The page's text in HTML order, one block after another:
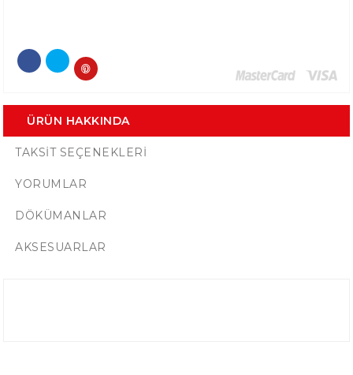
ÜRÜN HAKKINDA
TAKSIT SEÇENEKLERI
YORUMLAR
DÖKÜMANLAR
AKSESUARLAR